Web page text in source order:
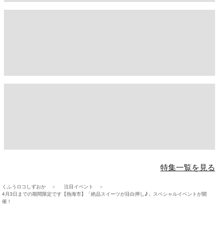
特集一覧を見る
くふうロコしずおか
注目イベント
4月3日までの期間限定です【熱海市】「絶品スイーツが目白押し♪」スペシャルイベントが開
催！